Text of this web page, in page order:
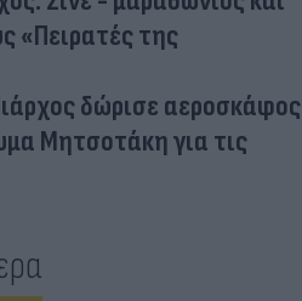
«Πειρατές της
δώρισε αεροσκάφος
Μητσοτάκη για τις